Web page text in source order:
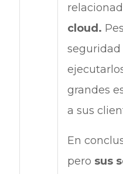
cloud.
seguridad
grandes
a sus
En
pero sus